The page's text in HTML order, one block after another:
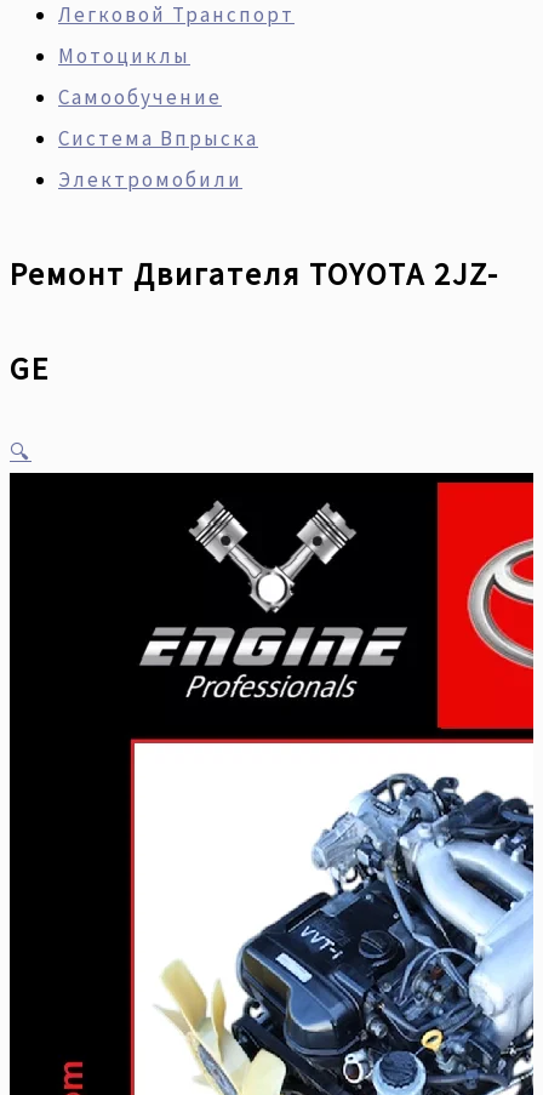
Легковой Транспорт
Мотоциклы
Самообучение
Система Впрыска
Электромобили
Ремонт Двигателя TOYOTA 2JZ-
GE
🔍